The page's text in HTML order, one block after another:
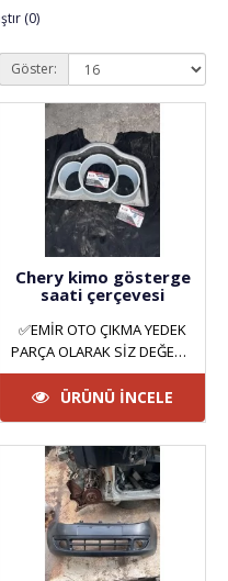
(0)
Göster:
Chery kimo gösterge
saati çerçevesi
✅EMİR OTO ÇIKMA YEDEK
PARÇA OLARAK SİZ DEĞERLİ
MÜŞTERİLERİMİZE HİZMET
VERMEKTEYİZ. ANKARA
YILDIZ SAN..
ÜRÜNÜ İNCELE